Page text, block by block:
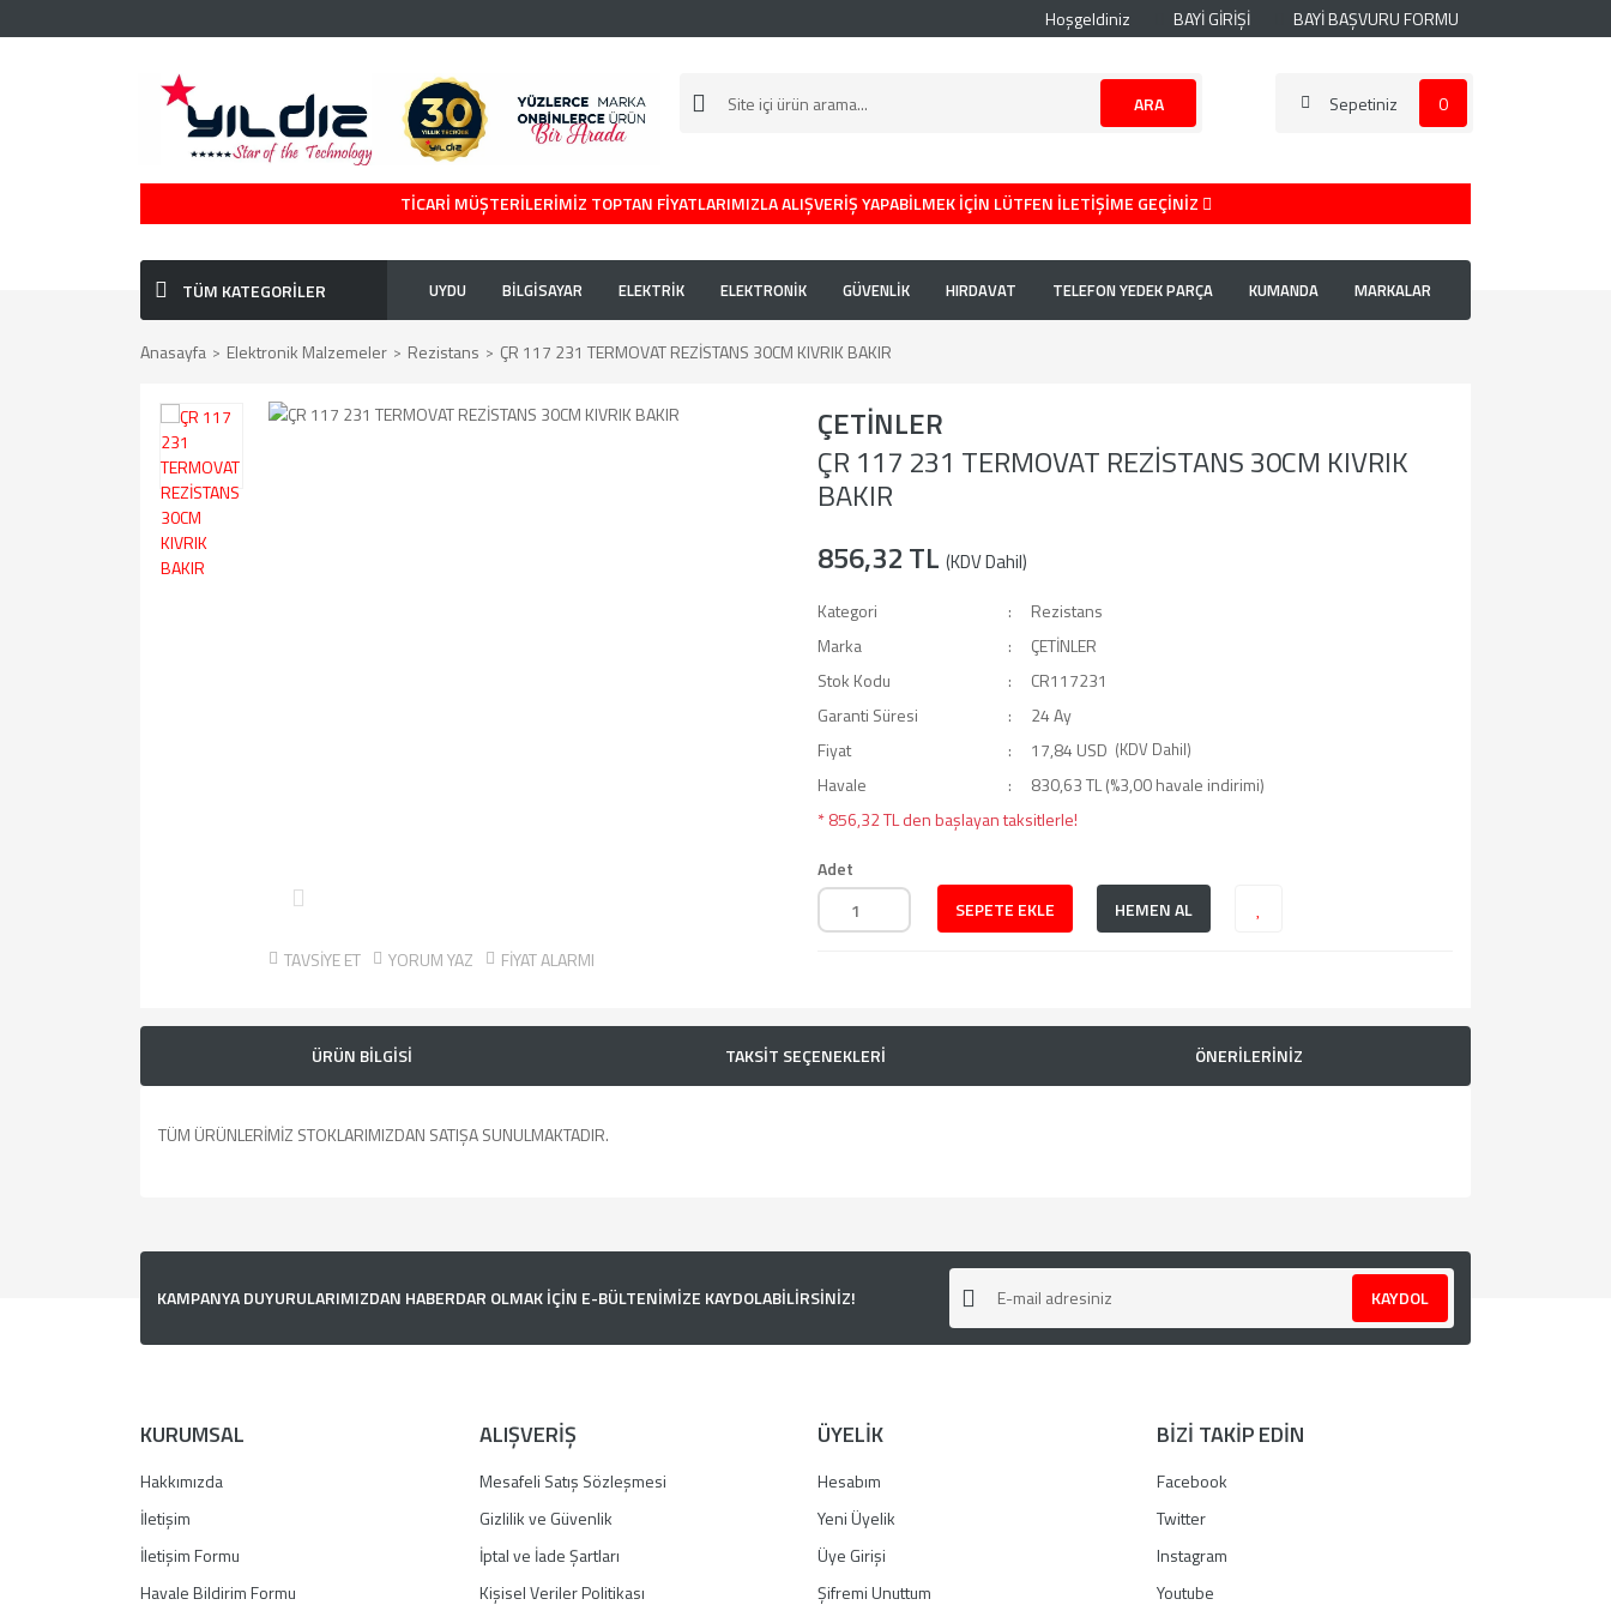
Hoşgeldiniz BAYİ GİRİŞİ BAYİ BAŞVURU FORMU
ARA Sepetiniz 0
TİCARİ MÜŞTERİLERİMİZ TOPTAN FİYATLARIMIZLA ALIŞVERİŞ YAPABİLMEK İÇİN LÜTFEN İLETİŞİME GEÇİNİZ
TÜM KATEGORİLER UYDU BİLGİSAYAR ELEKTRİK ELEKTRONİK GÜVENLİK HIRDAVAT TELEFON YEDEK PARÇA KUMANDA MARKALAR
Anasayfa Elektronik Malzemeler Rezistans ÇR 117 231 TERMOVAT REZİSTANS 30CM KIVRIK BAKIR
TAVSİYE ET YORUM YAZ FİYAT ALARMI
ÇETİNLER
ÇR 117 231 TERMOVAT REZİSTANS 30CM KIVRIK
BAKIR
856,32 TL (KDV Dahil)
Kategori
Rezistans
Marka
ÇETİNLER
Stok Kodu
CR117231
Garanti Süresi
24 Ay
Fiyat
17,84 USD (KDV Dahil)
Havale
830,63 TL (%3,00 havale indirimi)
* 856,32 TL den başlayan taksitlerle!
Adet
SEPETE EKLE
HEMEN AL
ÜRÜN BİLGİSİ TAKSİT SEÇENEKLERİ ÖNERİLERİNİZ
TÜM ÜRÜNLERİMİZ STOKLARIMIZDAN SATIŞA SUNULMAKTADIR.
Ürün resmi kalitesiz, bozuk veya görüntülenemiyor.
Bu ürüne benzer farklı alternatifler olmalı.
Gönder
KAMPANYA DUYURULARIMIZDAN HABERDAR OLMAK İÇİN E-BÜLTENİMİZE KAYDOLABİLİRSİNİZ! KAYDOL
KURUMSAL
Hakkımızda
İletişim
İletişim Formu
Havale Bildirim Formu
ALIŞVERİŞ
Mesafeli Satış Sözleşmesi
Gizlilik ve Güvenlik
İptal ve İade Şartları
Kişisel Veriler Politikası
ÜYELİK
Hesabım
Yeni Üyelik
Üye Girişi
Şifremi Unuttum
BİZİ TAKİP EDİN
Facebook
Twitter
Instagram
Youtube